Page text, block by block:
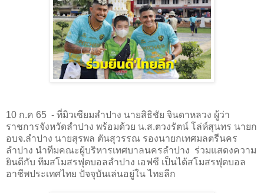
10 ก.ค 65 - ที่มิวเซียมลำปาง นายสิธิชัย จินดาหลวง ผู้ว่า
ราชการจังหวัดลำปาง พร้อมด้วย น.ส.ตวงรัตน์ โล่ห์สุนทร นายก
อบจ.ลำปาง นายสุรพล ตันสุวรรณ รองนายกเทศมลตรีนคร
ลำปาง นำทีมคณะผู้บริหารเทศบาลนครลำปาง ร่วมแสดงความ
ยินดีกับ ทีมสโมสรฟุตบอลลำปาง เอฟซี เป็นได้สโมสรฟุตบอล
อาชีพประเทศไทย ปัจจุบันเล่นอยู่ใน ไทยลีก